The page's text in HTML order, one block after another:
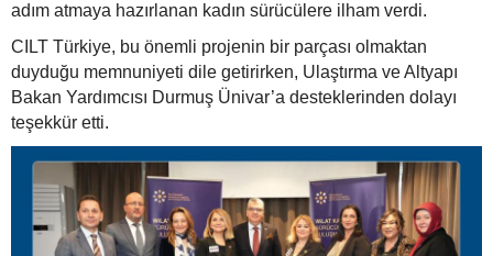
adım atmaya hazırlanan kadın sürücülere ilham verdi.
CILT Türkiye, bu önemli projenin bir parçası olmaktan
duyduğu memnuniyeti dile getirirken, Ulaştırma ve Altyapı
Bakan Yardımcısı Durmuş Ünivar’a desteklerinden dolayı
teşekkür etti.